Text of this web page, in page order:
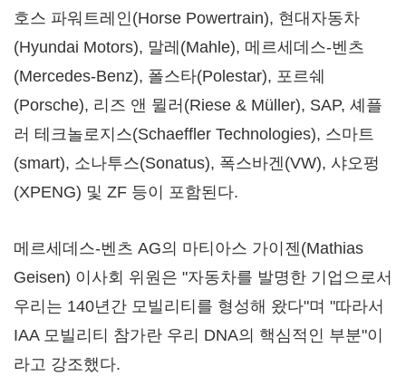
호스 파워트레인(Horse Powertrain), 현대자동차
(Hyundai Motors), 말레(Mahle), 메르세데스-벤츠
(Mercedes-Benz), 폴스타(Polestar), 포르쉐
(Porsche), 리즈 앤 뮐러(Riese & Müller), SAP, 셰플
러 테크놀로지스(Schaeffler Technologies), 스마트
(smart), 소나투스(Sonatus), 폭스바겐(VW), 샤오펑
(XPENG) 및 ZF 등이 포함된다.
메르세데스-벤츠 AG의 마티아스 가이젠(Mathias
Geisen) 이사회 위원은 "자동차를 발명한 기업으로서
우리는 140년간 모빌리티를 형성해 왔다"며 "따라서
IAA 모빌리티 참가란 우리 DNA의 핵심적인 부분"이
라고 강조했다.